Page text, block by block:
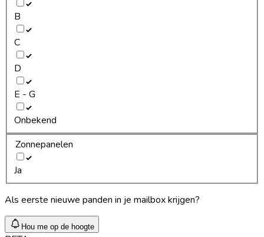
B
C
D
E - G
Onbekend
Zonnepanelen
Ja
Als eerste nieuwe panden in je mailbox krijgen?
Hou me op de hoogte